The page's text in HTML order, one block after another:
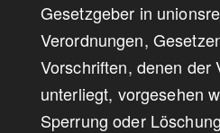
Gesetzgeber in
Verordnungen,
Vorschriften, denen der
unterliegt, vorgesehen
Sperrung oder